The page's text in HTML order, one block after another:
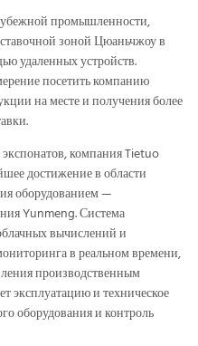
промышленности,
зоной Цюаньчжоу в
удаленных устройств.
посетить компанию
на месте и получения более
компания Tietuo
достижение в области
оборудованием —
Yunmeng. Система
вычислений и
в реальном времени,
производственным
эксплуатацию и техническое
оборудования и контроль